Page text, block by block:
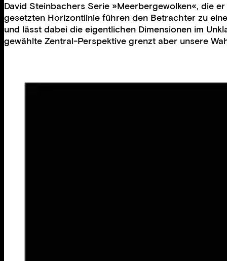
David Steinbachers Serie »Meerbergewolken«, die
gesetzten Horizontlinie führen den Betrachter zu
und lässt dabei die eigentlichen Dimensionen im
gewählte Zentral-Perspektive grenzt aber unsere